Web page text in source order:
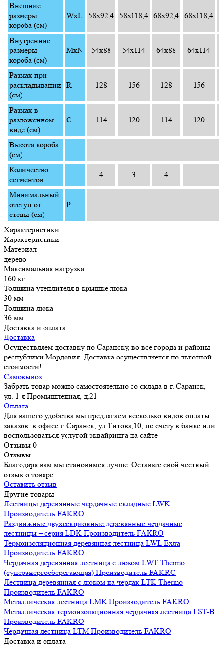
Внешние
размеры
короба (см)
WxL 58x92,4 58x118,4 68x92,4 68x118,4
Внутренние
размеры
короба (см)
MxN 54x88 54x114 64x88 64x114
Размах при
раскладывании
(см)
R 128 156 128 156
Размах в
разложенном
виде (см)
C 114 120 114 120
Высота короба
(см)
Количество
сегментов
4 3 4
Минимальный
отступ от
стены (см)
P
Характеристики
Характеристики
Материал
дерево
Максимальная нагрузка
160 кг
Толщина утеплителя в крышке люка
30 мм
Толщина люка
36 мм
Доставка и оплата
Доставка
Осуществляем доставку по Саранску, во все города и районы
республики Мордовия. Доставка осуществляется по льготной
стоимости!
Самовывоз
Забрать товар можно самостоятельно со склада в г. Саранск,
ул. 1-я Промышленная, д.21
Оплата
Для вашего удобства мы предлагаем несколько видов оплаты
заказов: в офисе г. Саранск, ул.Титова,10, по счету в банке или
воспользоваться услугой эквайринга на сайте
Отзывы 0
Отзывы
Благодаря вам мы становимся лучше. Оставьте свой честный
отзыв о товаре.
Оставить отзыв
Другие товары
Лестницы деревянные чердачные складные LWK
Производитель FAKRO
Раздвижные двухсекционные деревянные чердачные
лестницы – серия LDK Производитель FAKRO
Термоизоляционная деревянная лестница LWL Extra
Производитель FAKRO
Чердачная деревянная лестница с люком LWT Thermo
(суперэнергосберегающая) Производитель FAKRO
Лестница деревянная с люком на чердак LTK Thermo
Производитель FAKRO
Металлическая лестница LMK Производитель FAKRO
Металлическая термоизоляционная чердачная лестница LST-B
Производитель FAKRO
Чердачная лестница LTM Производитель FAKRO
Доставка и оплата